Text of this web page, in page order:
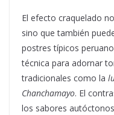
El efecto craquelado
sino que también
postres típicos
técnica para adornar
tradicionales como la
Chanchamayo. El
los sabores